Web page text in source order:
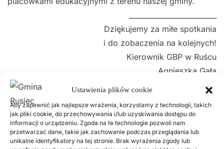
Ustawienia plików cookie
Aby zapewnić jak najlepsze wrażenia, korzystamy z technologii, takich
jak pliki cookie, do przechowywania i/lub uzyskiwania dostępu do
informacji o urządzeniu. Zgoda na te technologie pozwoli nam
przetwarzać dane, takie jak zachowanie podczas przeglądania lub
unikalne identyfikatory na tej stronie. Brak wyrażenia zgody lub
Dziękujemy za miłe spotkania
i do zobaczenia na kolejnych!
Kierownik GBP w Ruścu
Agnieszka Gała
Poprzednie Następne